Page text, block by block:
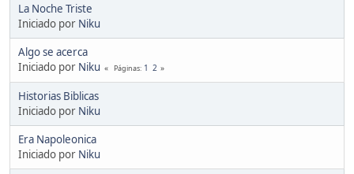
La Noche Triste
Iniciado por Niku
Algo se acerca
Iniciado por Niku Páginas 1 2
Historias Biblicas
Iniciado por Niku
Era Napoleonica
Iniciado por Niku